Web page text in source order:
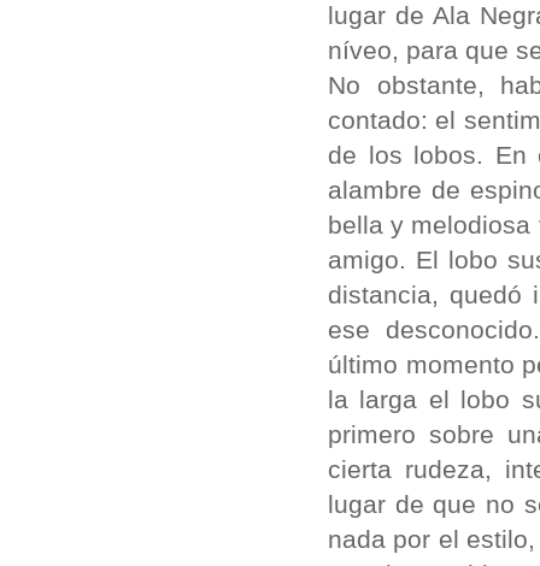
lugar de Ala
níveo, para que
No obstante,
contado: el
de los lobos. En
alambre de
bella y
amigo. El lobo
distancia, quedó
ese
último momento
la larga el lobo
primero sobre
cierta rudeza,
lugar de que no
nada por el